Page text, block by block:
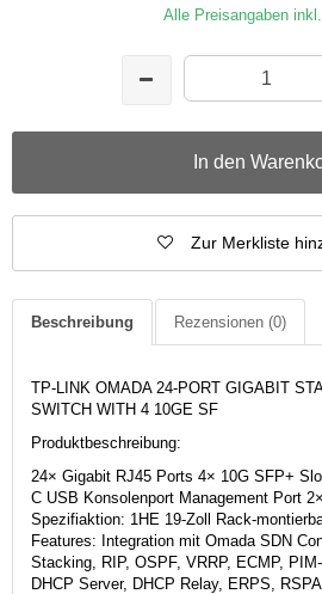
Alle Preisangaben
In den
Zur Merkliste
Beschreibung Rezensionen (0)
TP-LINK OMADA 24-PORT GIGABIT
SWITCH WITH 4 10GE SF
Produktbeschreibung:
24× Gigabit RJ45 Ports 4× 10G SFP+
C USB Konsolenport Management Port
Spezifiaktion: 1HE 19-Zoll Rack-
Features: Integration mit Omada SDN
Stacking, RIP, OSPF, VRRP, ECMP,
DHCP Server, DHCP Relay, ERPS,